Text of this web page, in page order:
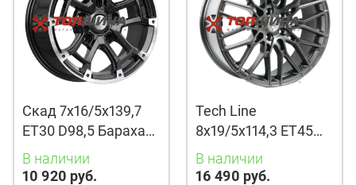
Скад 7x16/5x139,7
ET30 D98,5 Барахас
(КЛ378) Алмаз
В наличии
10 920 руб.
Tech Line
8x19/5x114,3 ET45
D67,1 901 BMG
В наличии
16 490 руб.